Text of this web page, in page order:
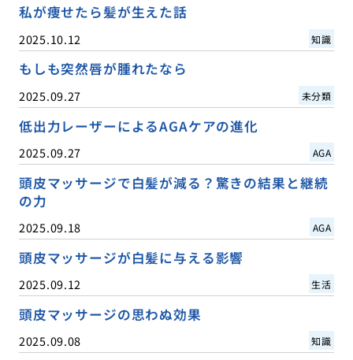
私が痩せたら髪が生えた話
2025.10.12 知識
もしも突然唇が腫れたなら
2025.09.27 未分類
低出力レーザーによるAGAケアの進化
2025.09.27 AGA
頭皮マッサージで白髪が減る？驚きの結果と継続
の力
2025.09.18 AGA
頭皮マッサージが白髪に与える影響
2025.09.12 生活
頭皮マッサージの思わぬ効果
2025.09.08 知識